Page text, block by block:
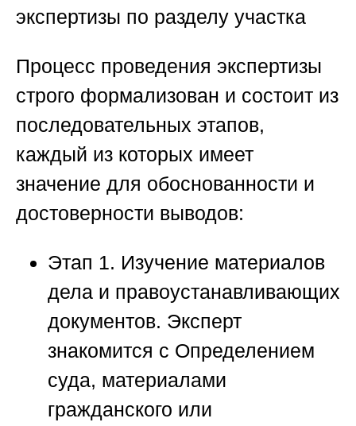
экспертизы по разделу участка
Процесс проведения экспертизы
строго формализован и состоит из
последовательных этапов,
каждый из которых имеет
значение для обоснованности и
достоверности выводов:
Этап 1. Изучение материалов
дела и правоустанавливающих
документов. Эксперт
знакомится с Определением
суда, материалами
гражданского или